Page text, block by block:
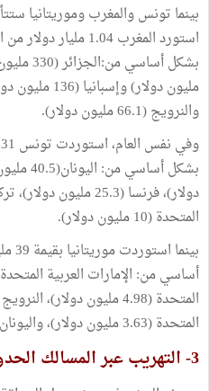
استورد المغرب 1.04
والنرويج (66.1 مليون دولار).
المتحدة (10 مليون دولار).
المتحدة (3.63 مليون دولار)، واليونان (140 ألف دولار).
3- التهريب عبر المسالك الحدودية